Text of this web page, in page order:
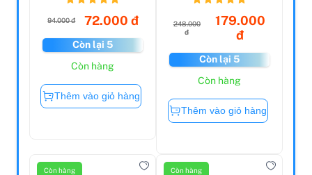
94.000 đ 72.000 đ
Còn lại 5
Còn hàng
Thêm vào giỏ hàng
248.000
đ
179.000
đ
Còn lại 5
Còn hàng
Thêm vào giỏ hàng
Còn hàng Còn hàng